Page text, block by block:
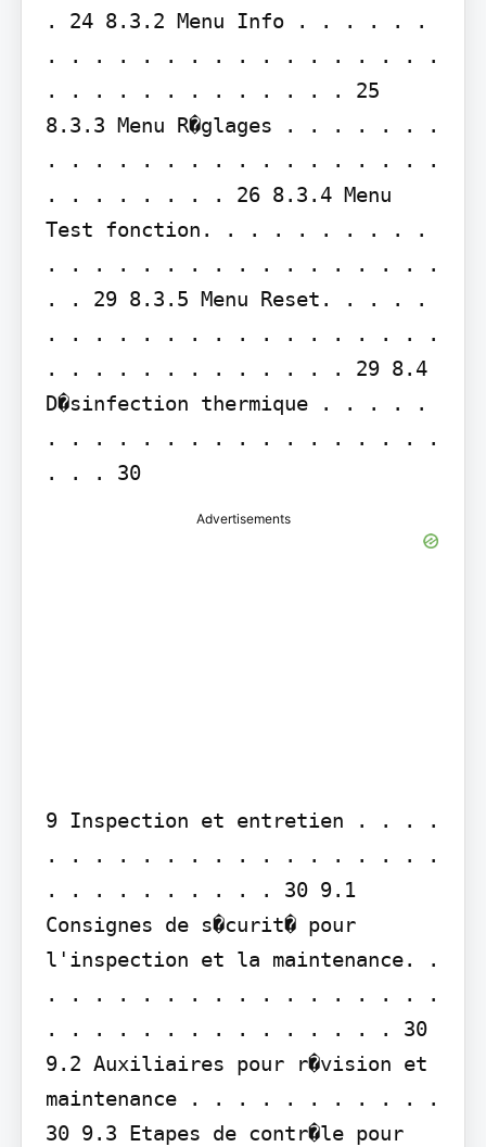
. 24 8.3.2 Menu Info . . . . . .
. . . . . . . . . . . . . . . . .
. . . . . . . . . . . . . 25
8.3.3 Menu R�glages . . . . . . .
. . . . . . . . . . . . . . . . .
. . . . . . . . 26 8.3.4 Menu
Test fonction. . . . . . . . . .
. . . . . . . . . . . . . . . . .
. . 29 8.3.5 Menu Reset. . . . .
. . . . . . . . . . . . . . . . .
. . . . . . . . . . . . . 29 8.4
D�sinfection thermique . . . . .
. . . . . . . . . . . . . . . . .
. . . 30
Advertisements
9 Inspection et entretien . . . .
. . . . . . . . . . . . . . . . .
. . . . . . . . . . 30 9.1
Consignes de s�curit� pour
l'inspection et la maintenance. .
. . . . . . . . . . . . . . . . .
. . . . . . . . . . . . . . . 30
9.2 Auxiliaires pour r�vision et
maintenance . . . . . . . . . . .
30 9.3 Etapes de contr�le pour